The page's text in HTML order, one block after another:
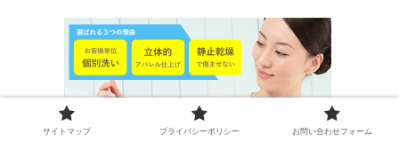
サイトマップ プライバシーポリシー お問い合わせフォーム